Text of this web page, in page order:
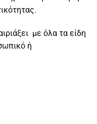
με όλα τα είδη
ή